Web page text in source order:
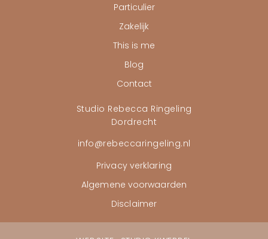
Studio Rebecca Ringeling
Dordrecht
info@rebeccaringeling.nl
Privacy verklaring
Algemene voorwaarden
Disclaimer
Particulier
Zakelijk
This is me
Blog
Contact